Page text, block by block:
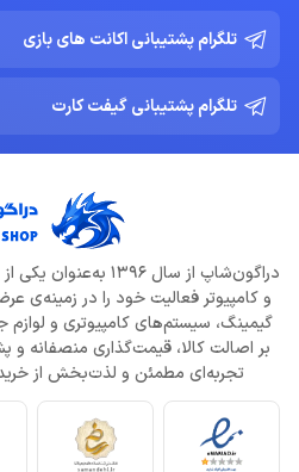
تلگرام پشتیبانی اکانت های بازی
تلگرام پشتیبانی گیفت کارت
دراگون‌شاپ از سال
و کامپیوتر فعالیت خود را در زمینه‌ی
گیمینگ، سیستم‌های کامپیوتری و لوازم
بر اصالت کالا، قیمت‌گذاری منصفانه و
تجربه‌ای مطمئن و لذت‌بخش از خرید